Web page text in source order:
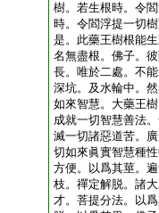
樹。若生根時。令
時。令閻浮提一切
是。此藥王樹根能
名無盡根。佛子。
長。唯於二處。不
深坑。及水輪中。
如來智慧。大藥王
成就一切智慧善法
滅一切諸惡道苦。
切如來眞實智慧種
方便。以爲其莖。
枝。禪定解脱。諸
才。菩提分法。以